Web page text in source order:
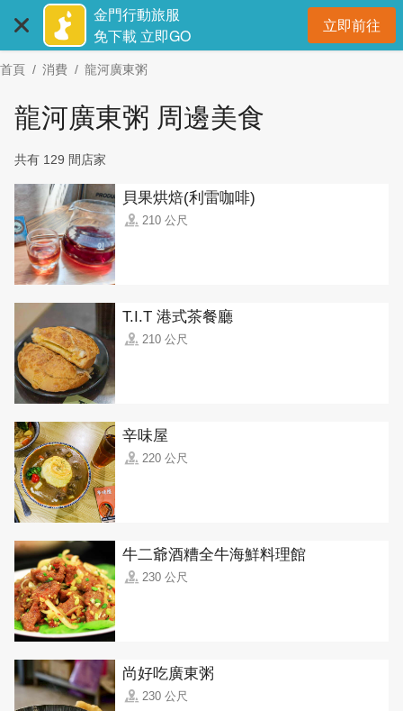
主
要
金門行動旅服
免下載 立即GO
立即前往開
首頁 消費 龍河廣東粥
龍河廣東粥 周邊美食
共有 129 間店家
貝果烘焙(利雷咖啡)
210 公尺
T.I.T 港式茶餐廳
210 公尺
辛味屋
220 公尺
牛二爺酒糟全牛海鮮料理館
230 公尺
尚好吃廣東粥
230 公尺